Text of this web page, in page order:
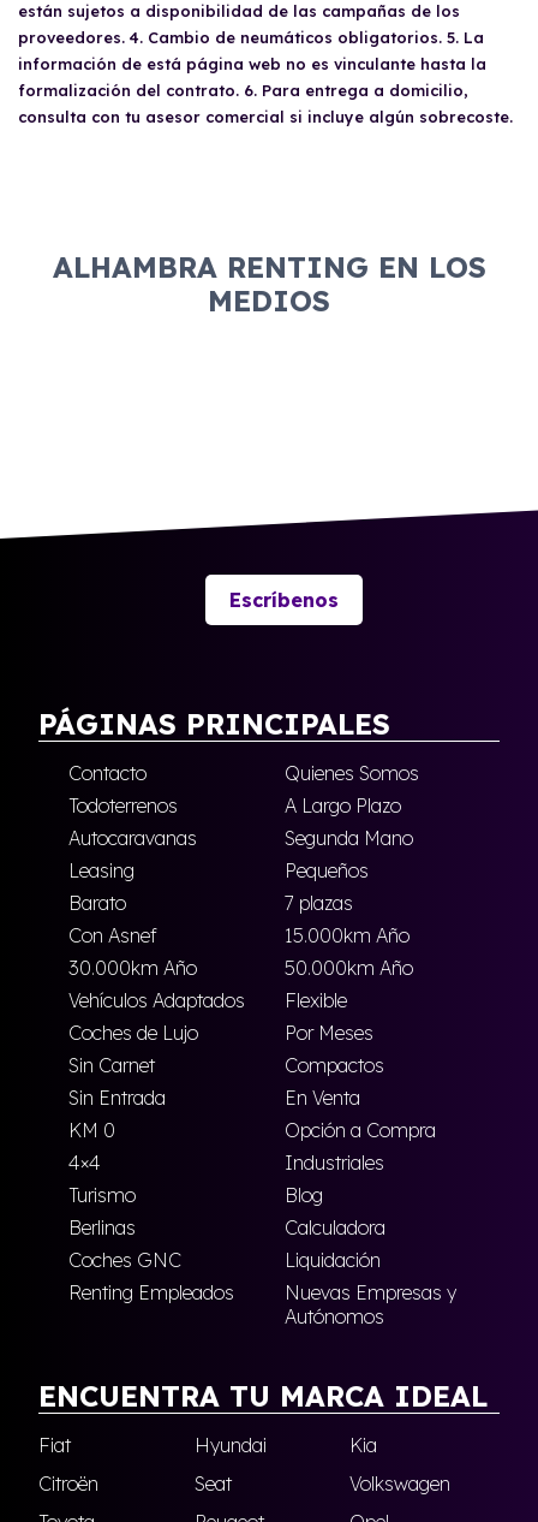
están sujetos a disponibilidad de las campañas de los
proveedores. 4. Cambio de neumáticos obligatorios. 5. La
información de está página web no es vinculante hasta la
formalización del contrato. 6. Para entrega a domicilio,
consulta con tu asesor comercial si incluye algún sobrecoste.
ALHAMBRA RENTING EN LOS
MEDIOS
Escríbenos
PÁGINAS PRINCIPALES
Contacto
Quienes Somos
Todoterrenos
A Largo Plazo
Autocaravanas
Segunda Mano
Leasing
Pequeños
Barato
7 plazas
Con Asnef
15.000km Año
30.000km Año
50.000km Año
Vehículos Adaptados
Flexible
Coches de Lujo
Por Meses
Sin Carnet
Compactos
Sin Entrada
En Venta
KM 0
Opción a Compra
4×4
Industriales
Turismo
Blog
Berlinas
Calculadora
Coches GNC
Liquidación
Renting Empleados
Nuevas Empresas y
Autónomos
ENCUENTRA TU MARCA IDEAL
Fiat Hyundai
Kia
Citroën
Seat
Volkswagen